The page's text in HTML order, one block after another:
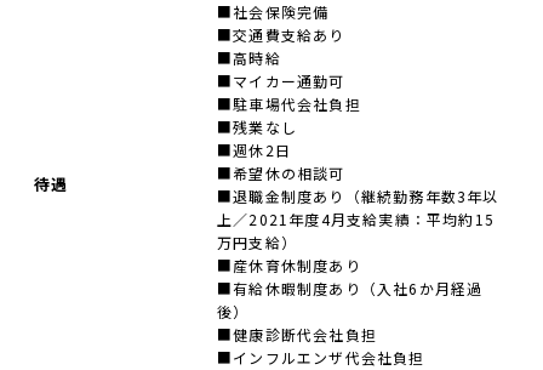
待遇
■社会保険完備
■交通費支給あり
■高時給
■マイカー通勤可
■駐車場代会社負担
■残業なし
■週休2日
■希望休の相談可
■退職金制度あり（継続勤務年数3年以
上／2021年度4月支給実績：平均約15
万円支給）
■産休育休制度あり
■有給休暇制度あり（入社6か月経過
後）
■健康診断代会社負担
■インフルエンザ代会社負担